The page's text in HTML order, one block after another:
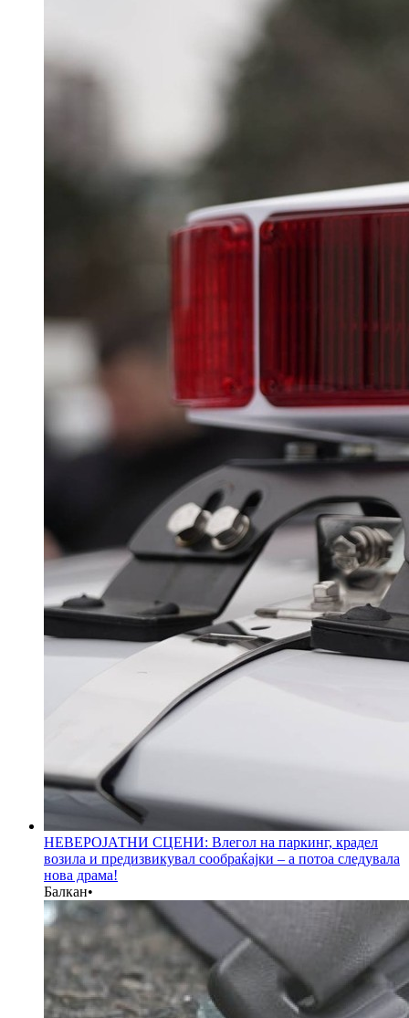
НЕВЕРОЈАТНИ СЦЕНИ: Влегол на паркинг, крадел
возила и предизвикувал сообраќајки – а потоа следувала
нова драма!
Балкан•